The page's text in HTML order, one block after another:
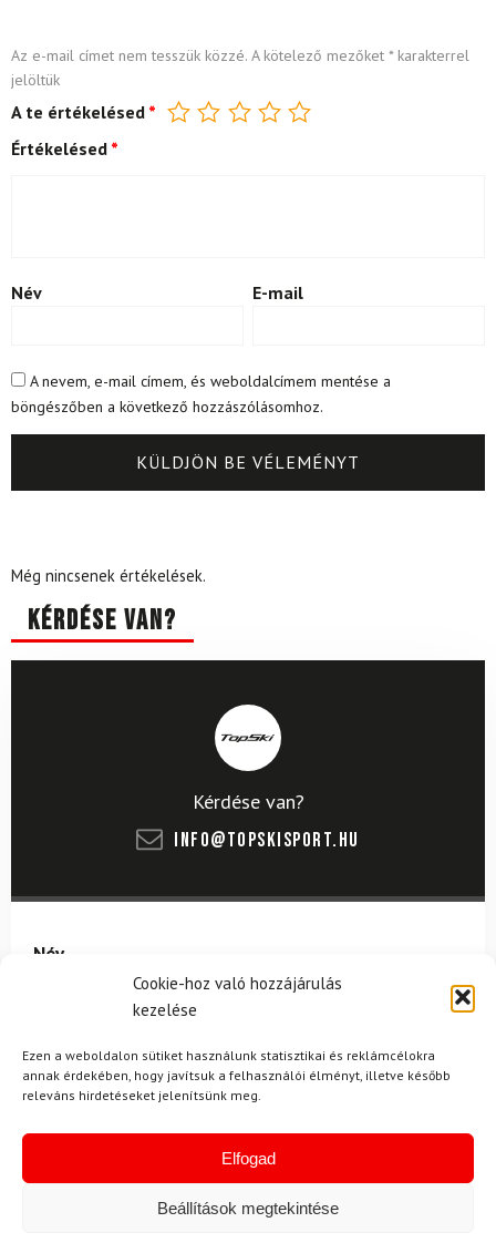
Cookie-hoz való hozzájárulás
kezelése
Ezen a weboldalon sütiket használunk statisztikai és reklámcélokra
annak érdekében, hogy javítsuk a felhasználói élményt, illetve később
releváns hirdetéseket jelenítsünk meg.
Elfogad
Beállítások megtekintése
Az e-mail címet nem tesszük közzé. A kötelező mezőket *karakterrel
jelöltük
A te értékelésed *
Értékelésed *
Név E-mail
A nevem, e-mail címem, és weboldalcímem mentése a
böngészőben a következő hozzászólásomhoz.
Még nincsenek értékelések.
Kérdése van?
Kérdése van?
info@topskisport.hu
Név
E-mail